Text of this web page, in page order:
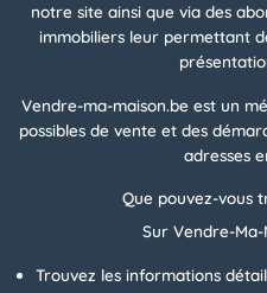
notre site ainsi que via des
immobiliers leur permettant
Vendre-ma-maison.be est un
possibles de vente et des
adresses
Que pouvez-vous
Sur Vendre-Ma-
Trouvez les informations